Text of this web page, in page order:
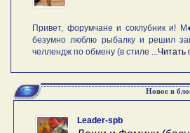
Привет, форумчане и соклубник и!
безумно люблю рыбалку и решил
челлендж по обмену (в стиле ... Читать
Новое в
Leader-spb